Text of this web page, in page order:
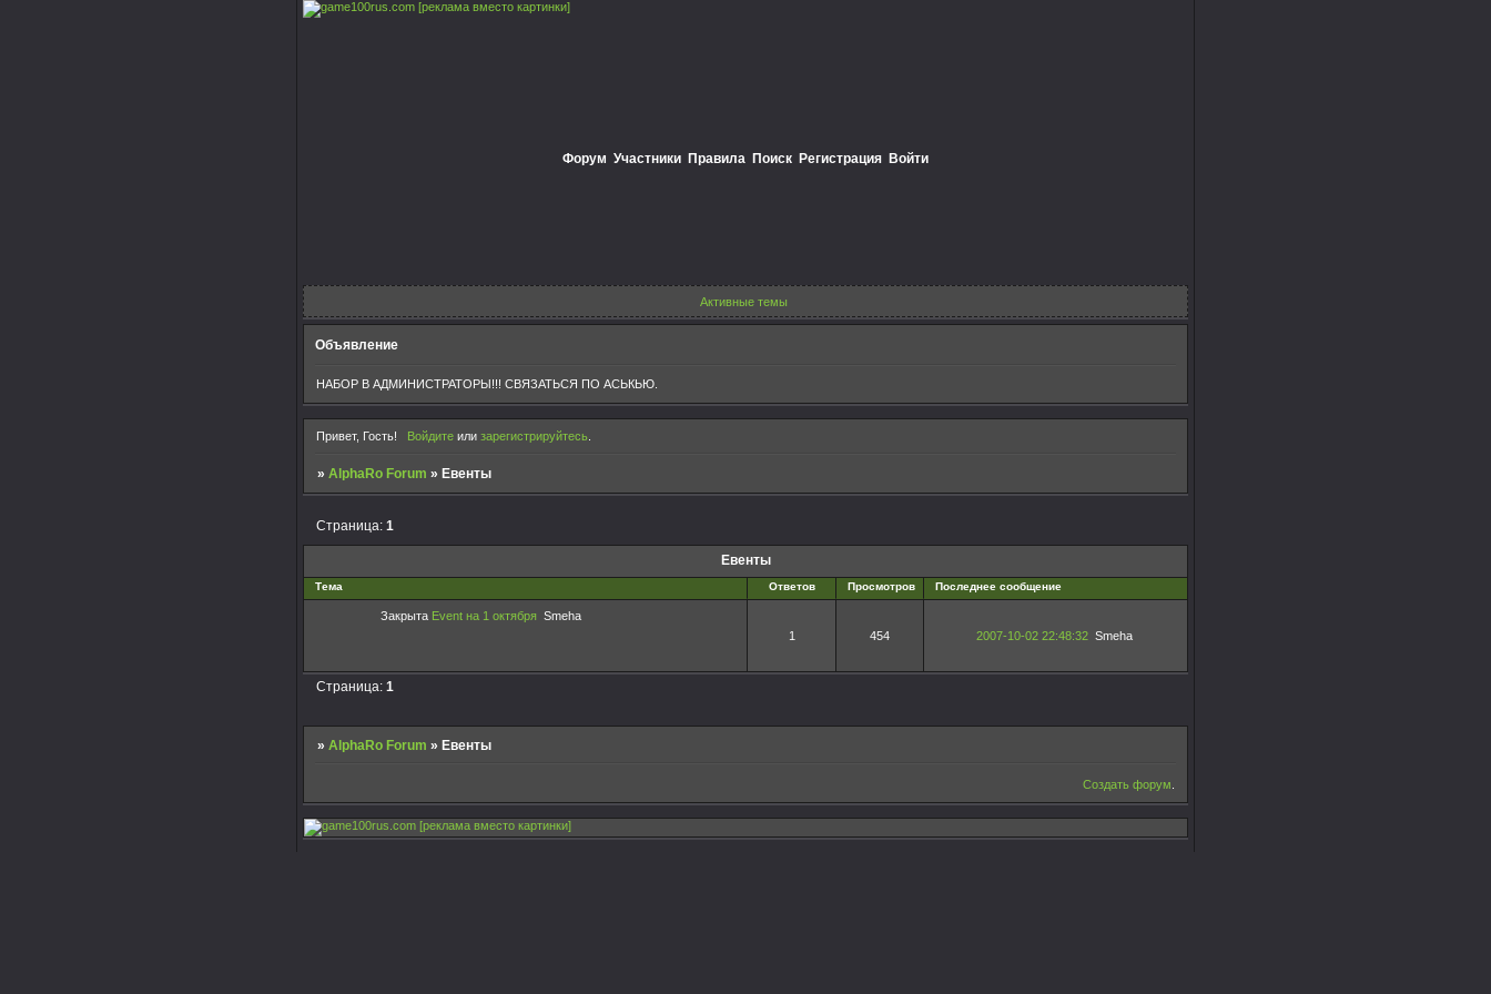
[реклама вместо картинки]
Форум Участники Правила Поиск Регистрация Войти
Активные темы
Объявление
НАБОР В АДМИНИСТРАТОРЫ!!! СВЯЗАТЬСЯ ПО АСЬКЬЮ.
Привет, Гость! Войдитеили зарегистрируйтесь.
»AlphaRo Forum »Евенты
Евенты
Страница:1
Тема Ответов Просмотров Последнее сообщение
Закрыта Event на 1 октября Smeha
1
454 2007-10-02 22:48:32 Smeha
Страница:1
»AlphaRo Forum » Евенты
Создать форум
[реклама вместо картинки]